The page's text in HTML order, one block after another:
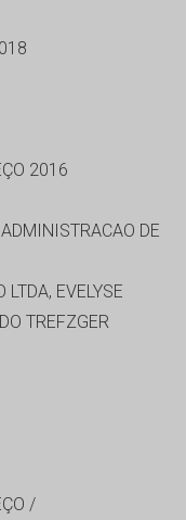
2016
DE
LTDA, EVELYSE
TREFZGER
/